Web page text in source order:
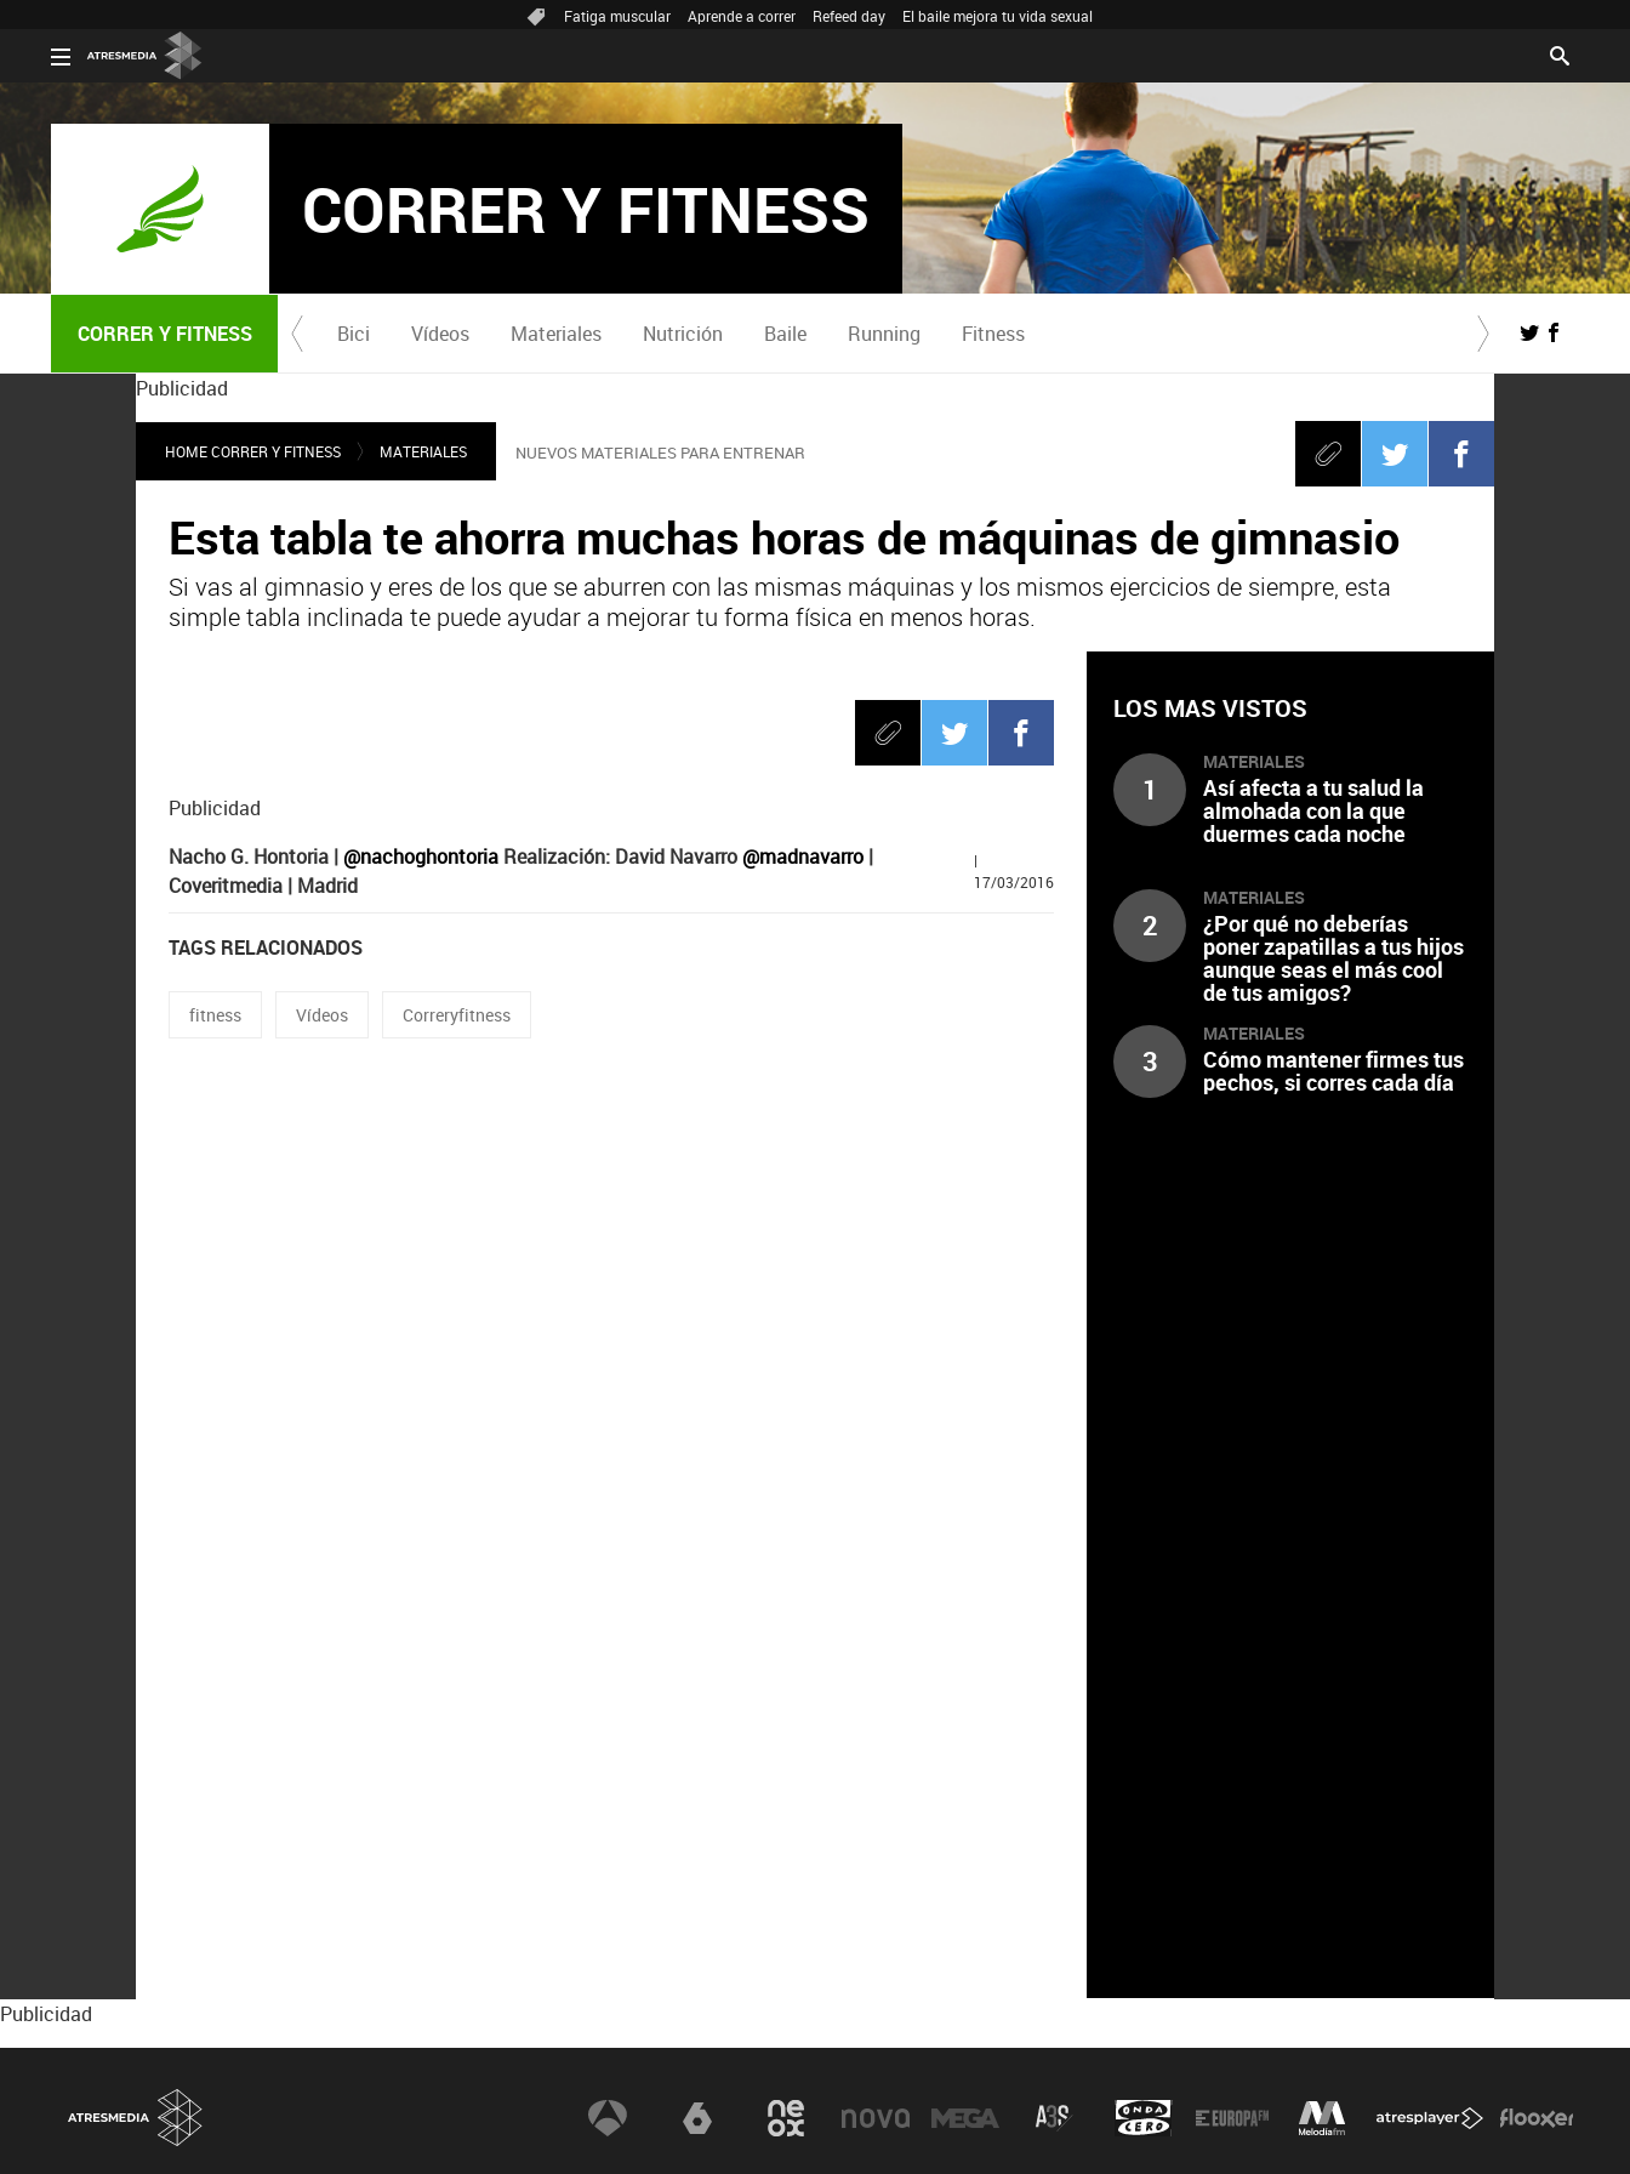
Fatiga muscular Aprende a correr Refeed day El baile mejora tu vida sexual
CORRER Y FITNESS
CORRER Y FITNESS Bici Vídeos Materiales Nutrición Baile Running Fitness
Publicidad
HOME CORRER Y FITNESS MATERIALES NUEVOS MATERIALES PARA ENTRENAR
Esta tabla te ahorra muchas horas de máquinas de gimnasio
Si vas al gimnasio y eres de los que se aburren con las mismas máquinas y los mismos ejercicios de siempre, esta
simple tabla inclinada te puede ayudar a mejorar tu forma física en menos horas.
Publicidad
Nacho G. Hontoria |@nachoghontoria Realización: David Navarro@madnavarro |
Coveritmedia | Madrid
|
17/03/2016
TAGS RELACIONADOS
fitness Vídeos Correryfitness
LOS MAS VISTOS
1
MATERIALES
Así afecta a tu salud la
almohada con la que
duermes cada noche
2
MATERIALES
¿Por qué no deberías
poner zapatillas a tus hijos
aunque seas el más cool
de tus amigos?
3
MATERIALES
Cómo mantener firmes tus
pechos, si corres cada día
Publicidad